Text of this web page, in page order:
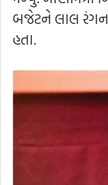
બજેટને લાલ
હતા.